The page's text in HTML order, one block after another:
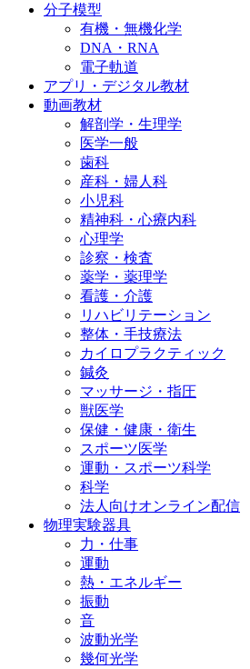
分子模型
有機・無機化学
DNA・RNA
電子軌道
アプリ・デジタル教材
動画教材
解剖学・生理学
医学一般
歯科
産科・婦人科
小児科
精神科・心療内科
心理学
診察・検査
薬学・薬理学
看護・介護
リハビリテーション
整体・手技療法
カイロプラクティック
鍼灸
マッサージ・指圧
獣医学
保健・健康・衛生
スポーツ医学
運動・スポーツ科学
科学
法人向けオンライン配信
物理実験器具
力・仕事
運動
熱・エネルギー
振動
音
波動光学
幾何光学